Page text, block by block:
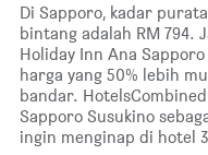
Di Sapporo, kadar
bintang adalah RM 794.
Holiday Inn Ana
harga yang 50% lebih
bandar.
Sapporo Susukino
ingin menginap di hotel